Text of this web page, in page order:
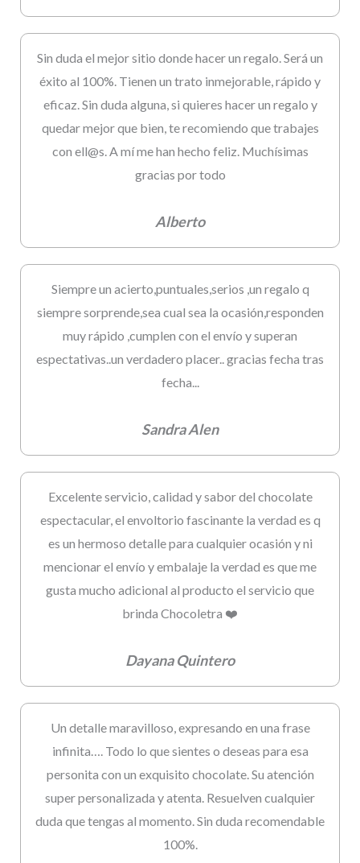
Sin duda el mejor sitio donde hacer un regalo. Será un
éxito al 100%. Tienen un trato inmejorable, rápido y
eficaz. Sin duda alguna, si quieres hacer un regalo y
quedar mejor que bien, te recomiendo que trabajes
con ell@s. A mí me han hecho feliz. Muchísimas
gracias por todo
Alberto
Siempre un acierto,puntuales,serios ,un regalo q
siempre sorprende,sea cual sea la ocasión,responden
muy rápido ,cumplen con el envío y superan
espectativas..un verdadero placer.. gracias fecha tras
fecha...
Sandra Alen
Excelente servicio, calidad y sabor del chocolate
espectacular, el envoltorio fascinante la verdad es q
es un hermoso detalle para cualquier ocasión y ni
mencionar el envío y embalaje la verdad es que me
gusta mucho adicional al producto el servicio que
brinda Chocoletra ❤️
Dayana Quintero
Un detalle maravilloso, expresando en una frase
infinita…. Todo lo que sientes o deseas para esa
personita con un exquisito chocolate. Su atención
super personalizada y atenta. Resuelven cualquier
duda que tengas al momento. Sin duda recomendable
100%.